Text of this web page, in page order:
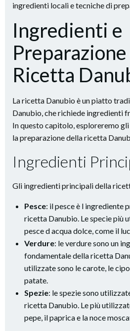
ingredienti locali e tecniche di
Ingredienti e
Ricetta
La ricetta Danubio è un piatto
Danubio, che richiede ingredienti
In questo capitolo, esploreremo
la preparazione della ricetta
Ingredienti
Gli ingredienti principali della
Pesce: il pesce è l ingrediente
ricetta Danubio. Le specie più
pesce d acqua dolce, come il
Verdure: le verdure sono un
fondamentale della ricetta
utilizzate sono le carote, le
patate.
Spezie: le spezie sono
ricetta Danubio. Le più
pepe, il paprica e la noce